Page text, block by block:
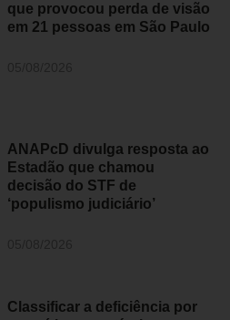
que provocou perda de visão
em 21 pessoas em São Paulo
ANAPcD divulga resposta ao
Estadão que chamou
decisão do STF de
‘populismo judiciário’
Classificar a deficiência por